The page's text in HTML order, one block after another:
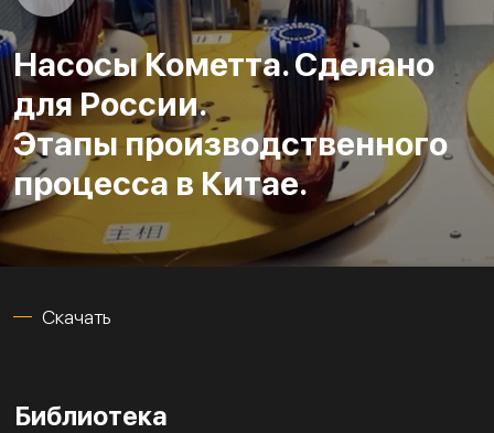
Насосы Кометта. Сделано
для России.
Этапы производственного
процесса в Китае.
Скачать
Библиотека